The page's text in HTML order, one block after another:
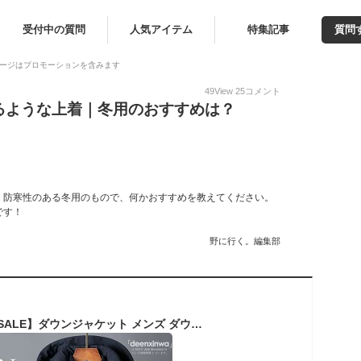
受付中の質問 人気アイテム 特集記事 質問
ジはプロモーションを含みます
49View 25コメント
うな上着｜冬用のおすすめは？
寒性のある冬用のもので、何かおすすめを教えてください。
！
野に行く。編集部
【8,990円→7,990円 SALE】ダウンジャケット メンズ ダウンコート シンプル ボリュームネック フード付き 脱着可能 防寒 メンズ アウター 冬 厚手 無地 キルティング メンズファッション ベンチコート 冬服 秋冬 釣り 防寒着 軽量 羽毛 暖かい ホワイト ブラック ネイビー